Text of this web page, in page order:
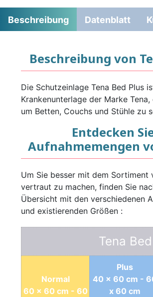
Beschreibung Datenblatt
Beschreibung von
Die Schutzeinlage Tena Bed Plus
Krankenunterlage der Marke
um Betten, Couchs und Stühle zu
Entdecken
Aufnahmemengen
Um Sie besser mit dem Sortiment
vertraut zu machen, finden Sie
Übersicht mit den verschiedenen
und existierenden Größen :
Tena Bed
Normal
60 x 60 cm - 60
Plus
40 x 60 cm -
x 60 cm